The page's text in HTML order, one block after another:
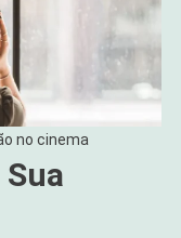
no cinema